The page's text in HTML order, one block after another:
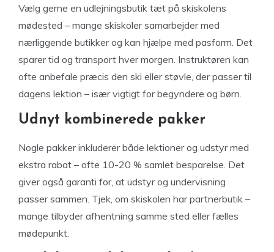
Vælg gerne en udlejningsbutik tæt på skiskolens
mødested – mange skiskoler samarbejder med
nærliggende butikker og kan hjælpe med pasform. Det
sparer tid og transport hver morgen. Instruktøren kan
ofte anbefale præcis den ski eller støvle, der passer til
dagens lektion – især vigtigt for begyndere og børn.
Udnyt kombinerede pakker
Nogle pakker inkluderer både lektioner og udstyr med
ekstra rabat – ofte 10-20 % samlet besparelse. Det
giver også garanti for, at udstyr og undervisning
passer sammen. Tjek, om skiskolen har partnerbutik –
mange tilbyder afhentning samme sted eller fælles
mødepunkt.